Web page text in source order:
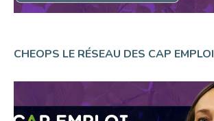
CHEOPS LE RÉSEAU DES CAP EMPLOI